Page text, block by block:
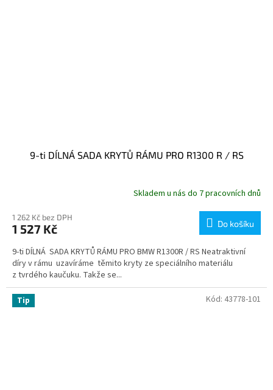
9-ti DÍLNÁ SADA KRYTŮ RÁMU PRO R1300 R / RS
Skladem u nás do 7 pracovních dnů
1 262 Kč bez DPH
1 527 Kč Do košíku
9-ti DÍLNÁ SADA KRYTŮ RÁMU PRO BMW R1300R / RS Neatraktivní
díry v rámu uzavíráme těmito kryty ze speciálního materiálu
z tvrdého kaučuku. Takže se...
Tip Kód: 43778-101